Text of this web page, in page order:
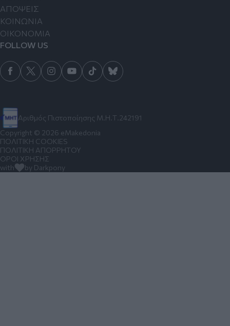
Αριθμός Πιστοποίησης Μ.Η.Τ.242191
ΑΠΟΨΕΙΣ
ΚΟΙΝΩΝΙΑ
ΟΙΚΟΝΟΜΙΑ
FOLLOW US
Copyright © 2026 eMakedonia
ΠΟΛΙΤΙΚΗ COOKIES
ΠΟΛΙΤΙΚΗ ΑΠΟΡΡΗΤΟΥ
ΟΡΟΙ ΧΡΗΣΗΣ
with
by Darkpony